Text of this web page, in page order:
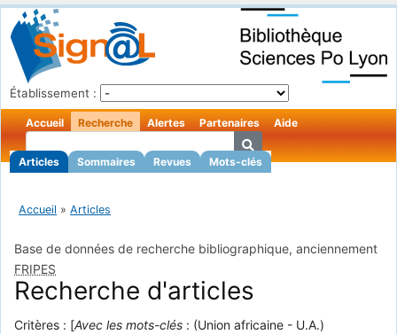
Établissement :
Accueil Recherche
Articles Sommaires Revues Mots-clés
Alertes Partenaires Aide
Accueil » Articles
Base de données de recherche bibliographique, anciennement
FRIPES
Recherche d'articles
Critères : [Avec les mots-clés : (Union africaine - U.A.)